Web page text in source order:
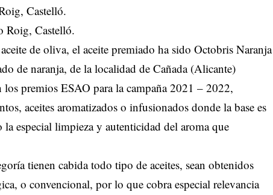
Castelló.
Roig, Castelló.
de oliva, el aceite premiado ha sido Octobris Naranja
de naranja, de la localidad de Cañada (Alicante)
los premios ESAO para la campaña 2021 – 2022,
aceites aromatizados o infusionados donde la base es
especial limpieza y autenticidad del aroma que
tienen cabida todo tipo de aceites, sean obtenidos
o convencional, por lo que cobra especial relevancia